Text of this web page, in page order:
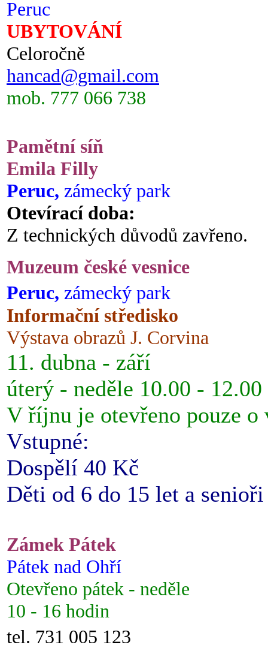
Peruc
UBYTOVÁNÍ
Celoročně
hancad@gmail.com
mob. 777 066 738
Pamětní síň
Emila Filly
Peruc, zámecký park
Otevírací doba:
Z technických důvodů zavřeno.
Muzeum české vesnice
Peruc, zámecký park
Informační středisko
Výstava obrazů J. Corvina
11. dubna - září
úterý - neděle 10.00 -
V říjnu je otevřeno pouze o
Vstupné:
Dospělí 40 Kč
Děti od 6 do 15 let a
Zámek Pátek
Pátek nad Ohří
Otevřeno pátek - neděle
10 - 16 hodin
tel. 731 005 123